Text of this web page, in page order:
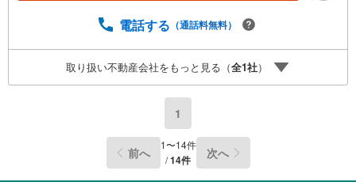
イナンシャルプランナーへの無料個別ライフプラン相談サ
おむつ替えベッド、アンパンマンジュースなどを完備して
おりますので、お子様連れでもお気軽にお越し下さい。
電話する （通話料無料）
取り扱い不動産会社をもっと見る（全1社）
1
前へ 1〜14件
/14件 次へ